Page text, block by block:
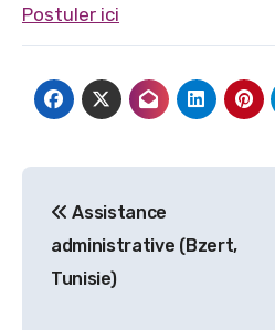
Postuler ici
de
l’article
Assistance
administrative (Bzert,
Tunisie)